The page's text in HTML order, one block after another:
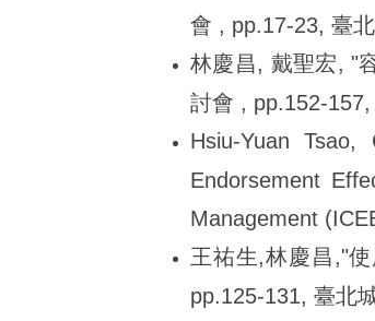
會 , pp.17-23, 臺
林慶昌, 戴聖宏, "
討會 , pp.152-
Hsiu-Yuan
Endorsement
Management
王祐生,林慶昌,"
pp.125-131, 臺北